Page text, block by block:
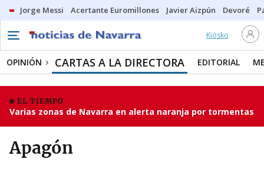
Jorge Messi Acertante Euromillones Javier Aizpún Devoré
Kiosko
OPINIÓN CARTAS A LA DIRECTORA EDITORIAL
EL TIEMPO
Varias zonas de Navarra en alerta naranja por tormentas
Apagón